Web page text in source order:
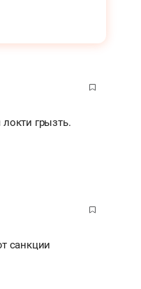
локти грызть.
санкции